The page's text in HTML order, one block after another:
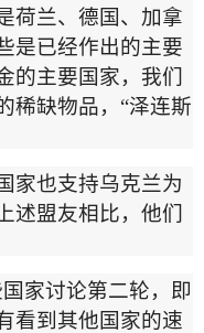
荷兰、德国、加拿
是已经作出的主要
的主要国家，我们
稀缺物品， “泽连斯
家也支持乌克兰为
述盟友相比，他们
家讨论第二轮，即
看到其他国家的速